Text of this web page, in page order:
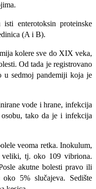
enterotoksin proteinske
(A i B).
kolere sve do XIX veka,
Od tada je registrovano
u sedmoj pandemiji koja je
vode i hrane, infekcija
tako da je i infekcija
veoma retka. Inokulum,
veliki, tj. oko 109 vibriona.
akutne bolesti pravo ili
5% slučajeva. Sedište